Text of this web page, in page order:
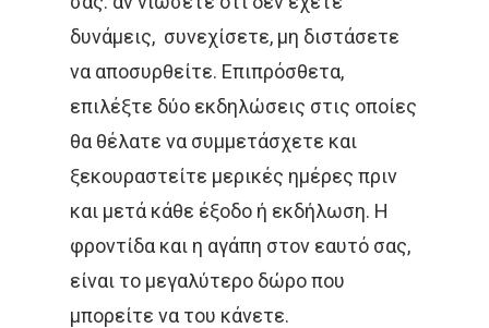
δυνάμεις, συνεχίσετε, μη διστάσετε
να αποσυρθείτε. Επιπρόσθετα,
επιλέξτε δύο εκδηλώσεις στις οποίες
θα θέλατε να συμμετάσχετε και
ξεκουραστείτε μερικές ημέρες πριν
και μετά κάθε έξοδο ή εκδήλωση. Η
φροντίδα και η αγάπη στον εαυτό σας,
είναι το μεγαλύτερο δώρο που
μπορείτε να του κάνετε.
Blog
Επικοινωνία